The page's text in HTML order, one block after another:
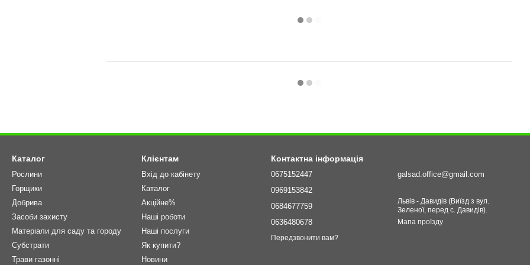
Каталог
Рослини
Горщики
Добрива
Засоби захисту
Матеріали для саду та городу
Cубстрати
Трави газонні
Клієнтам
Вхід до кабінету
Каталог
Акційне%
Наші роботи
Наші послуги
Як купити?
Новини
Контактна інформація
0675152447
0969153842
0684677759
0636480678
Передзвонити вам?
galsad.office@gmail.com
Львів - Давидів (Виїзд з вул.
Зеленої, перед с. Давидів).
Мапа проїзду